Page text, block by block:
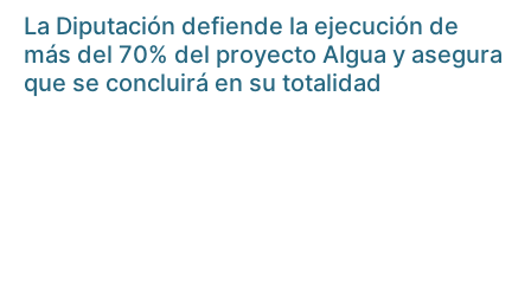
La Diputación defiende la ejecución de
más del 70% del proyecto AIgua y asegura
que se concluirá en su totalidad